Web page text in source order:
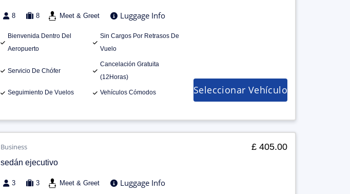
8 8 Meet & Greet Luggage Info
Bienvenida Dentro Del
Aeropuerto
Sin Cargos Por Retrasos De
Vuelo
Servicio De Chófer
Cancelación Gratuita
(12Horas)
Seguimiento De Vuelos Vehículos Cómodos Seleccionar Vehículo
Business
sedán ejecutivo
3 3 Meet & Greet Luggage Info
£ 405.00